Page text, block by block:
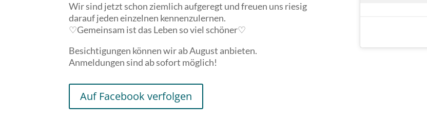
Wir sind jetzt schon ziemlich aufgeregt und freuen uns riesig
darauf jeden einzelnen kennenzulernen.
♡Gemeinsam ist das Leben so viel schöner♡
Besichtigungen können wir ab August anbieten.
Anmeldungen sind ab sofort möglich!
Auf Facebook verfolgen